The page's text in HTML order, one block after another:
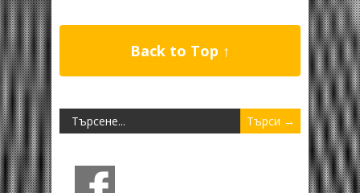
Back to Top ↑